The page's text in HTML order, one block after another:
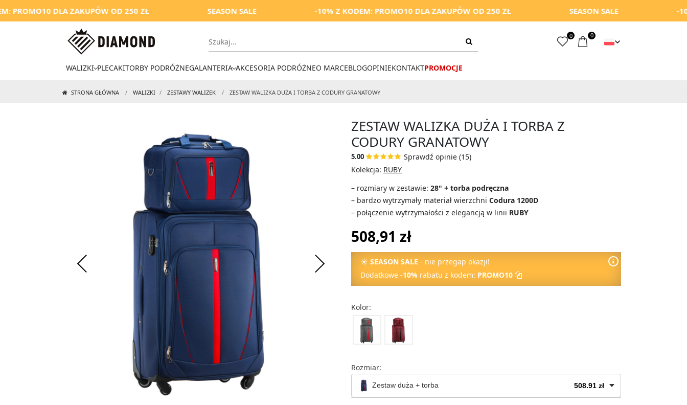
DLA ZAKUPÓW OD 250 ZŁ SEASON SALE -10% Z KODEM: PROMO10 DLA ZAKUPÓW OD 250 ZŁ SEASON SALE -10% Z
0 0
WALIZKI PLECAKITORBY PODRÓŻNEGALANTERIA AKCESORIA PODRÓŻNEO MARCEBLOGOPINIEKONTAKTPROMOCJE
STRONA GŁÓWNA WALIZKI ZESTAWY WALIZEK ZESTAW WALIZKA DUŻA I TORBA Z CODURY GRANATOWY
ZESTAW WALIZKA DUŻA I TORBA Z
CODURY GRANATOWY
5.00
Sprawdź opinie (15)
Kolekcja: RUBY
– rozmiary w zestawie: 28" + torba podręczna
– bardzo wytrzymały materiał wierzchni Codura 1200D
– połączenie wytrzymałości z elegancją w linii RUBY
508,91 zł
☀ SEASON SALE - nie przegap okazji!
Dodatkowe -10% rabatu z kodem: PROMO10
Kolor:
Rozmiar:
Zestaw duża + torba 508.91 zł